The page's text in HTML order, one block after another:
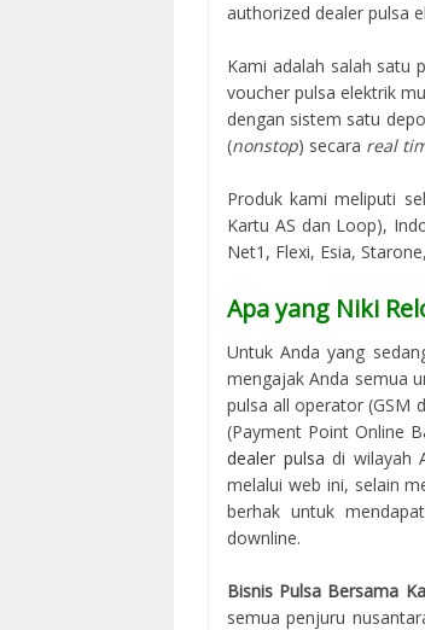
authorized dealer pulsa
Kami adalah salah satu
voucher pulsa elektrik
dengan sistem satu
(nonstop) secara real
Produk kami meliputi
Kartu AS dan Loop),
Net1, Flexi, Esia,
Apa yang Niki
Untuk Anda yang
mengajak Anda semua
pulsa all operator (GSM
(Payment Point Online
dealer pulsa di wilayah
melalui web ini, selain
berhak untuk
downline.
Bisnis Pulsa Bersama
semua penjuru